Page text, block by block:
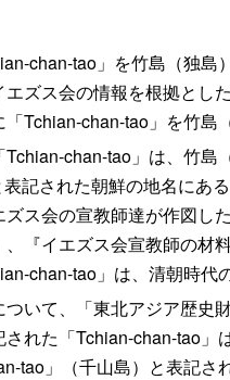
tao」を竹島（独島
ズス会の情報を根拠とし
Tchian‐chan-tao」を竹島
tao」は、竹島
記された朝鮮の地名にあ
ス会の宣教師達が作図し
『イエズス会宣教師の材
tao」は、清朝時代
いて、「東北アジア歴史
された「Tchian‐chan-tao
tao」（千山島）と表記さ